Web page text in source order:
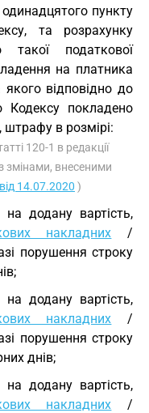
пункту
та розрахунку
такої податкової
на платника
відповідно до
Кодексу покладено
штрафу в розмірі:
120-1 в редакції
змінами, внесеними
14.07.2020 )
додану вартість,
накладних /
порушення строку
додану вартість,
накладних /
порушення строку
днів;
додану вартість,
накладних /